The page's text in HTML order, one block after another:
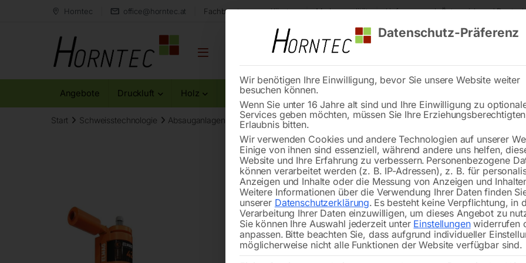
Horntec office@horntec.at Fachberatung aus Kärnten Markenqualität Lieferung nach Österreich und
Angebote Druckluft Holz Metall Reinigung
Start Schweisstechnologie Absauganlagen Absauganlage – MaxiFil stationär
🔍
Verfügbarkeit:Nicht vorrätig
Datenschutz-Präferenz
Wir benötigen Ihre Einwilligung, bevor Sie unsere Website weiter
besuchen können.
Wenn Sie unter 16 Jahre alt sind und Ihre Einwilligung zu
Services geben möchten, müssen Sie Ihre
Erlaubnis bitten.
Wir verwenden Cookies und andere Technologien auf unserer
Einige von ihnen sind essenziell, während andere uns helfen,
Website und Ihre Erfahrung zu verbessern. Personenbezogene
können verarbeitet werden (z. B. IP-Adressen), z. B. für
Anzeigen und Inhalte oder die Messung von Anzeigen und
Weitere Informationen über die Verwendung Ihrer Daten finden
unserer Datenschutzerklärung. Es besteht keine Verpflichtung, in
Verarbeitung Ihrer Daten einzuwilligen, um dieses Angebot zu
Sie können Ihre Auswahl jederzeit unter Einstellungenwiderrufen
anpassen. Bitte beachten Sie, dass aufgrund individueller
möglicherweise nicht alle Funktionen der Website verfügbar sind.